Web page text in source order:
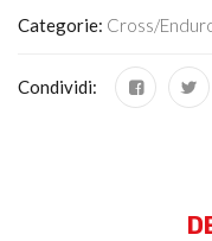
Categorie: Cross/
Condividi: